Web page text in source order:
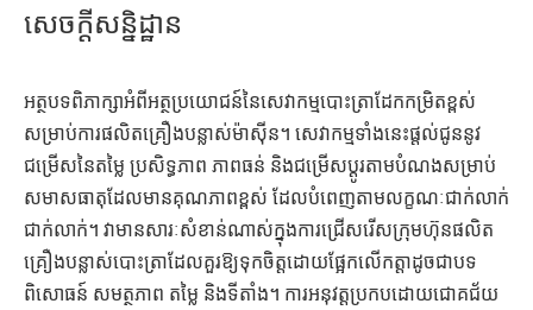
សេចក្តីសន្និដ្ឋាន
អត្ថបទពិភាក្សាអំពីអត្ថប្រយោជន៍នៃសេវាកម្មបោះត្រាដែកកម្រិតខ្ពស់
សម្រាប់ការផលិតគ្រឿងបន្លាស់ម៉ាស៊ីន។ សេវាកម្មទាំងនេះផ្តល់ជូននូវ
ជម្រើសនៃតម្លៃ ប្រសិទ្ធភាព ភាពធន់ និងជម្រើសប្ដូរតាមបំណងសម្រាប់
សមាសធាតុដែលមានគុណភាពខ្ពស់ ដែលបំពេញតាមលក្ខណៈជាក់លាក់
ជាក់លាក់។ វាមានសារៈសំខាន់ណាស់ក្នុងការជ្រើសរើសក្រុមហ៊ុនផលិត
គ្រឿងបន្លាស់បោះត្រាដែលគួរឱ្យទុកចិត្តដោយផ្អែកលើកត្តាដូចជាបទ
ពិសោធន៍ សមត្ថភាព តម្លៃ និងទីតាំង។ ការអនុវត្តប្រកបដោយជោគជ័យ